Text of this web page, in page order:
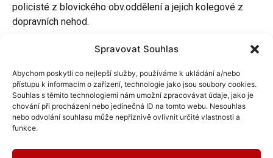
Spravovat Souhlas
Abychom poskytli co nejlepší služby, používáme k ukládání a/nebo
přístupu k informacím o zařízení, technologie jako jsou soubory cookies.
Souhlas s těmito technologiemi nám umožní zpracovávat údaje, jako je
chování při procházení nebo jedinečná ID na tomto webu. Nesouhlas
nebo odvolání souhlasu může nepříznivě ovlivnit určité vlastnosti a
funkce.
policisté z blovického obv.oddělení a jejich kolegové z
dopravních nehod.
Další aktuality